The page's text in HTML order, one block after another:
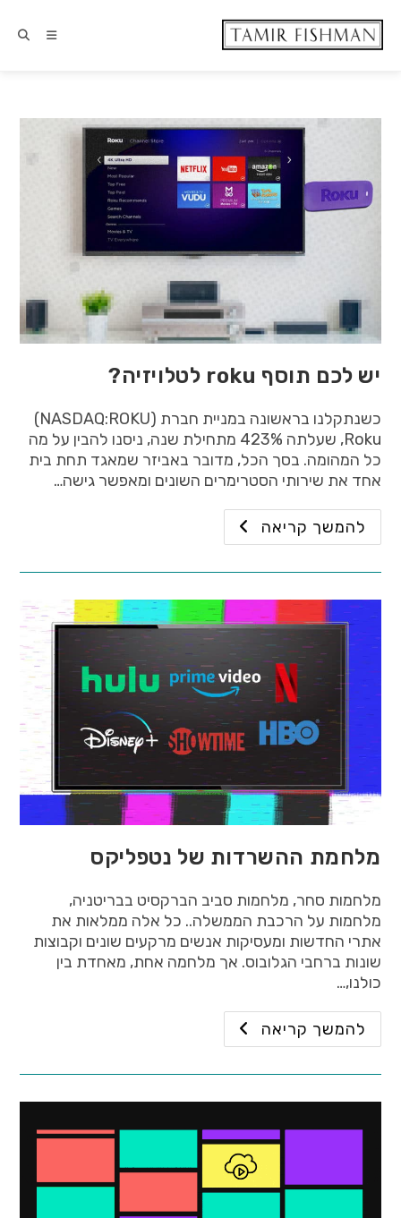
יש לכם תוסף roku לטלויזיה?
כשנתקלנו בראשונה במניית חברת (NASDAQ:ROKU)
Roku, שעלתה 423% מתחילת שנה, ניסנו להבין על מה
כל המהומה. בסך הכל, מדובר באביזר שמאגד תחת בית
אחד את שירותי הסטרימרים השונים ומאפשר גישה…
להמשך קריאה
מלחמת ההשרדות של נטפליקס
מלחמות סחר, מלחמות סביב הברקסיט בבריטניה,
מלחמות על הרכבת הממשלה.. כל אלה ממלאות את
אתרי החדשות ומעסיקות אנשים מרקעים שונים וקבוצות
שונות ברחבי הגלובוס. אך מלחמה אחת, מאחדת בין
כולנו,…
להמשך קריאה